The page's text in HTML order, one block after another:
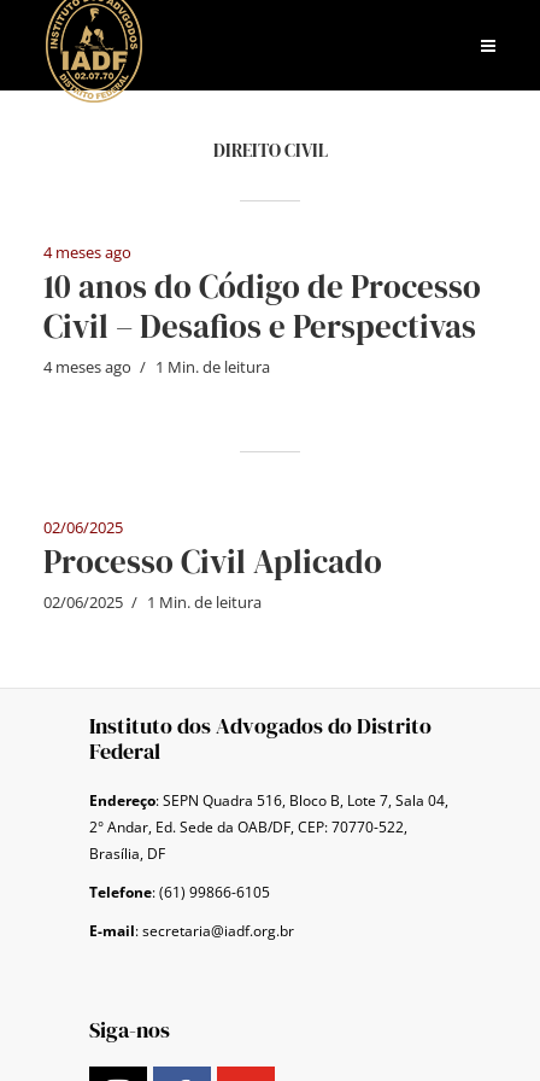
DIREITO CIVIL
4 meses ago
10 anos do Código de Processo
Civil – Desafios e Perspectivas
4 meses ago 1 Min. de leitura
02/06/2025
Processo Civil Aplicado
02/06/2025 1 Min. de leitura
Instituto dos Advogados do Distrito
Federal
Endereço: SEPN Quadra 516, Bloco B, Lote 7, Sala 04,
2° Andar, Ed. Sede da OAB/DF, CEP: 70770-522,
Brasília, DF
Telefone: (61) 99866-6105
E-mail: secretaria@iadf.org.br
Siga-nos